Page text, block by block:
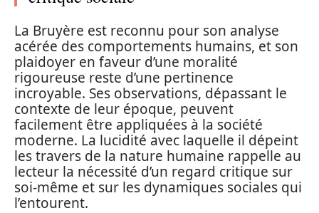
La Bruyère est reconnu pour son analyse
acérée des comportements humains, et son
plaidoyer en faveur d’une moralité
rigoureuse reste d’une pertinence
incroyable. Ses observations, dépassant le
contexte de leur époque, peuvent
facilement être appliquées à la société
moderne. La lucidité avec laquelle il dépeint
les travers de la nature humaine rappelle au
lecteur la nécessité d’un regard critique sur
soi-même et sur les dynamiques sociales qui
l’entourent.